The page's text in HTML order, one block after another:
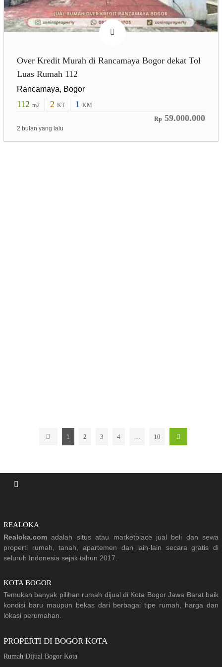
Over Kredit Murah di Rancamaya Bogor dekat Tol
Luas Rumah 112
Rancamaya, Bogor
112 m2 2 KT 1 KM
Rp 59.000.000
2 bulan yang lalu
1 2 3 4 10
REALOKA
Realoka.com adalah situs atau marketplace jual beli dan sewa
properti rumah, tanah, apartemen dan lain-lain secara gratis di
seluruh Indonesia sejak tahun 2017.
KOTA BOGOR
Temukan banyak pilihan rumah dijual di Kota Bogor Jawa Barat baik
kondisi baru maupun bekas dari berbagai tipe rumah, harga dan
lokasi perumahan.
PROPERTI DI BOGOR KOTA
Rumah Dijual Bogor Kota